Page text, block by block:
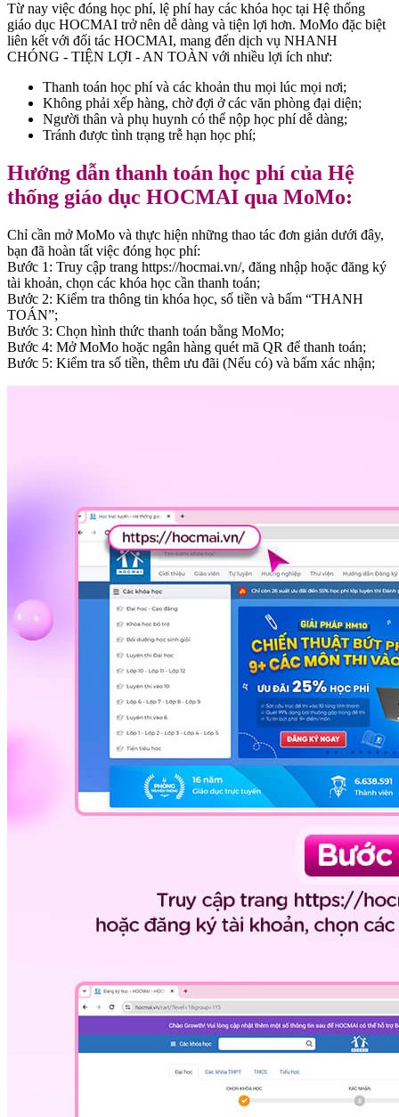
Từ nay việc đóng học phí, lệ phí hay các khóa học tại Hệ thống
giáo dục HOCMAI trở nên dễ dàng và tiện lợi hơn. MoMo đặc biệt
liên kết với đối tác HOCMAI, mang đến dịch vụ NHANH
CHÓNG - TIỆN LỢI - AN TOÀN với nhiều lợi ích như:
Thanh toán học phí và các khoản thu mọi lúc mọi nơi;
Không phải xếp hàng, chờ đợi ở các văn phòng đại diện;
Người thân và phụ huynh có thể nộp học phí dễ dàng;
Tránh được tình trạng trễ hạn học phí;
Hướng dẫn thanh toán học phí của Hệ
thống giáo dục HOCMAI qua MoMo:
Chỉ cần mở MoMo và thực hiện những thao tác đơn giản dưới đây,
bạn đã hoàn tất việc đóng học phí:
Bước 1: Truy cập trang https://hocmai.vn/, đăng nhập hoặc đăng ký
tài khoản, chọn các khóa học cần thanh toán;
Bước 2: Kiểm tra thông tin khóa học, số tiền và bấm “THANH
TOÁN”;
Bước 3: Chọn hình thức thanh toán bằng MoMo;
Bước 4: Mở MoMo hoặc ngân hàng quét mã QR để thanh toán;
Bước 5: Kiểm tra số tiền, thêm ưu đãi (Nếu có) và bấm xác nhận;